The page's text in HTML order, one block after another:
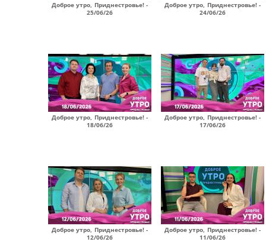
Доброе утро, Приднестровье! -
25/06/26
Доброе утро, Приднестровье! -
24/06/26
Доброе утро, Приднестровье! -
18/06/26
Доброе утро, Приднестровье! -
17/06/26
Доброе утро, Приднестровье! -
12/06/26
Доброе утро, Приднестровье! -
11/06/26